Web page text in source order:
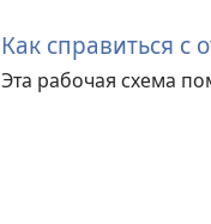
Как справиться
Эта рабочая схема